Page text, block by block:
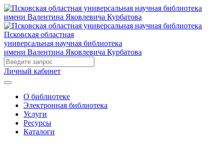
Псковская областная
универсальная научная библиотека
имени Валентина Яковлевича Курбатова
Личный кабинет
О библиотеке
Электронная библиотека
Услуги
Ресурсы
Каталоги